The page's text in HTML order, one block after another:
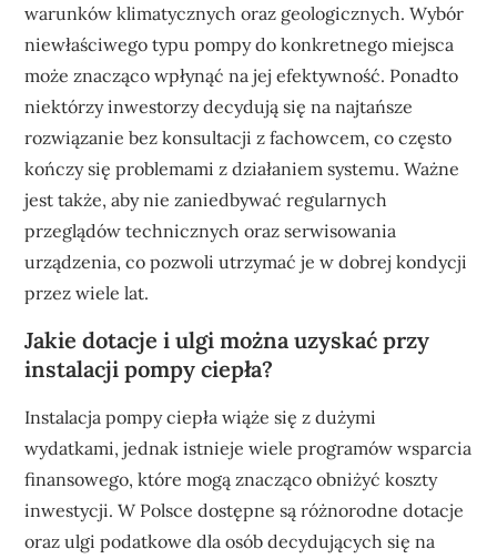
warunków klimatycznych oraz geologicznych. Wybór
niewłaściwego typu pompy do konkretnego miejsca
może znacząco wpłynąć na jej efektywność. Ponadto
niektórzy inwestorzy decydują się na najtańsze
rozwiązanie bez konsultacji z fachowcem, co często
kończy się problemami z działaniem systemu. Ważne
jest także, aby nie zaniedbywać regularnych
przeglądów technicznych oraz serwisowania
urządzenia, co pozwoli utrzymać je w dobrej kondycji
przez wiele lat.
Jakie dotacje i ulgi można uzyskać przy
instalacji pompy ciepła?
Instalacja pompy ciepła wiąże się z dużymi
wydatkami, jednak istnieje wiele programów wsparcia
finansowego, które mogą znacząco obniżyć koszty
inwestycji. W Polsce dostępne są różnorodne dotacje
oraz ulgi podatkowe dla osób decydujących się na